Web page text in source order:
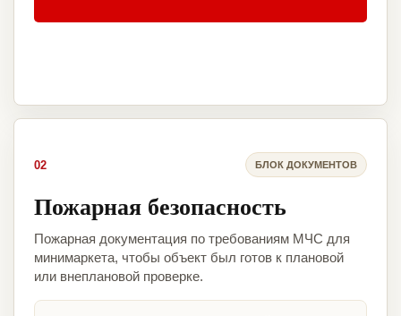
02 БЛОК ДОКУМЕНТОВ
Пожарная безопасность
Пожарная документация по требованиям МЧС для
минимаркета, чтобы объект был готов к плановой
или внеплановой проверке.